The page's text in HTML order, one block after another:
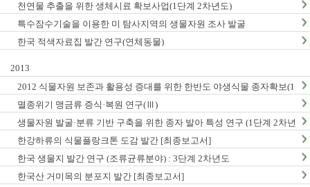
천연물 추출을 위한 생체시료 확보사업(1단계 2차년도)
특수잠수기술을 이용한 미 탐사지역의 생물자원 조사 발굴
한국 적색자료집 발간 연구(연체동물)
2013
2012 식물자원 보존과 활용성 증대를 위한 한반도 야생식물 종자확보(1
단계2차년도)
멸종위기 맹금류 증식·복원 연구(Ⅲ)
생물자원 발굴·분류 기반 구축을 위한 종자 발아 특성 연구 (1단계 2차년
도)
한강하류의 식물플랑크톤 도감 발간 [최종보고서]
한국 생물지 발간 연구 (조류균류분야) : 3단계 2차년도
한국산 거미목의 분포지 발간 [최종보고서]